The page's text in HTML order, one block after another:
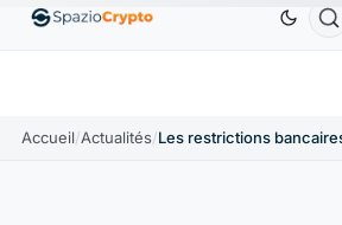
0,9991 $US↑0.00% 586,64 $US ↑2.10%
Accueil/Actualités/